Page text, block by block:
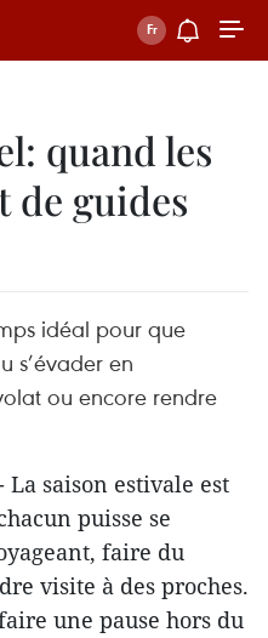
quand les
de guides
idéal pour que
s’évader en
ou encore rendre
saison estivale est
puisse se
faire du
visite à des proches.
une pause hors du